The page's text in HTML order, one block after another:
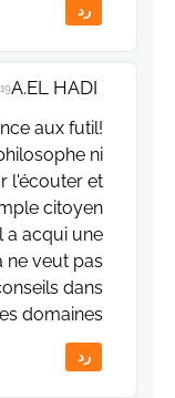
رد
A.EL HADI
aux futil!
ni
l'écouter et
citoyen
a acqui une
ne veut pas
dans
domaines!
رد